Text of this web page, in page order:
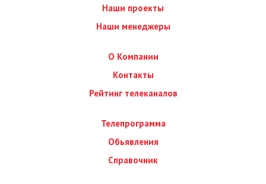
Наши проекты
Наши менеджеры
О Компании
Контакты
Рейтинг телеканалов
Телепрограмма
Обьявления
Справочник